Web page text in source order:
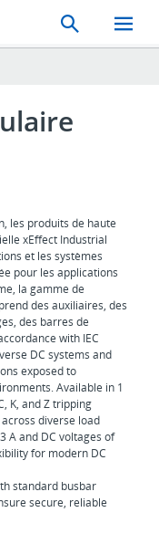
Search
Toggle
Mobile
les produits de haute
xEffect Industrial
et les systèmes
pour les applications
la gamme de
des auxiliaires, des
des barres de
with IEC
DC systems and
exposed to
Available in 1
K, and Z tripping
diverse load
A and DC voltages of
for modern DC
standard busbar
secure, reliable